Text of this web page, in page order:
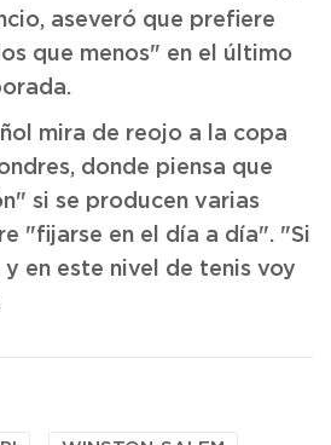
aseveró que prefiere
que menos" en el último
mira de reojo a la copa
donde piensa que
si se producen varias
"fijarse en el día a día". "Si
en este nivel de tenis voy